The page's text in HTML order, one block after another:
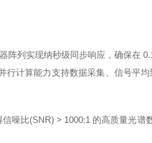
阵列实现纳秒级同步响应，确保在
行计算能力支持数据采集、信号平
噪比(SNR) > 1000:1 的高质量光谱